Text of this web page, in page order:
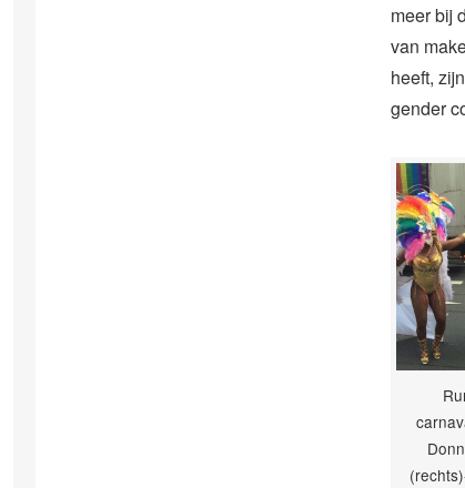
meer bij
van
heeft,
gender